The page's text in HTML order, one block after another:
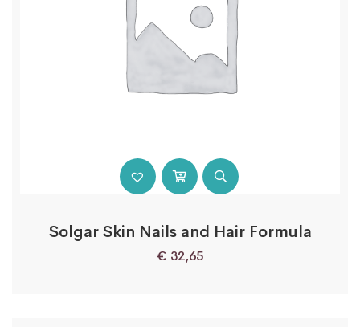
Solgar Skin Nails and Hair Formula
€ 32,65